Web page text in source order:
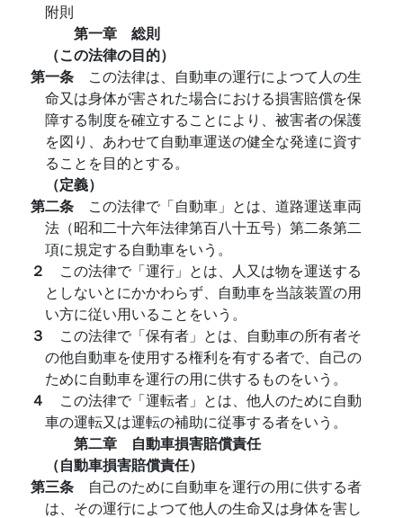
附則
第一章 総則
（この法律の目的）
第一条 この法律は、自動車の運行によつて人の生
命又は身体が害された場合における損害賠償を保
障する制度を確立することにより、被害者の保護
を図り、あわせて自動車運送の健全な発達に資す
ることを目的とする。
（定義）
第二条 この法律で「自動車」とは、道路運送車両
法（昭和二十六年法律第百八十五号）第二条第二
項に規定する自動車をいう。
２ この法律で「運行」とは、人又は物を運送する
としないとにかかわらず、自動車を当該装置の用
い方に従い用いることをいう。
３ この法律で「保有者」とは、自動車の所有者そ
の他自動車を使用する権利を有する者で、自己の
ために自動車を運行の用に供するものをいう。
４ この法律で「運転者」とは、他人のために自動
車の運転又は運転の補助に従事する者をいう。
第二章 自動車損害賠償責任
（自動車損害賠償責任）
第三条 自己のために自動車を運行の用に供する者
は、その運行によつて他人の生命又は身体を害し